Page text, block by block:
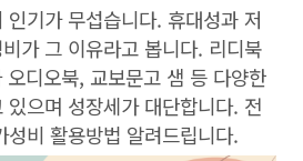
기가 무섭습니다. 휴대성과 저
가 그 이유라고 봅니다. 리디북
디오북, 교보문고 샘 등 다양한
으며 성장세가 대단합니다. 전
비 활용방법 알려드립니다.